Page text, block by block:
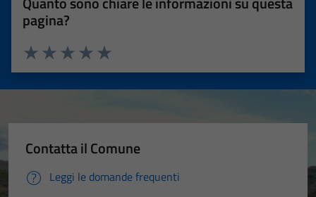
pagina?
Valuta 5 stelle su 5
Valuta 4 stelle su 5
Valuta 3 stelle su 5
Valuta 2 stelle su 5
Valuta 1 stelle su 5
Contatta il Comune
Leggi le domande frequenti